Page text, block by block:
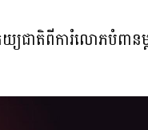
យជាតិពីការំលោភបំពាន